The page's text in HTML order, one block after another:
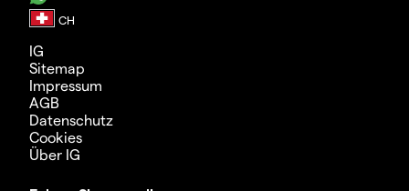
IG
Sitemap
Impressum
AGB
Datenschutz
Cookies
Über IG